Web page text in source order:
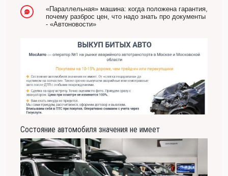
«Параллельная» машина: когда положена гарантия,
почему разброс цен, что надо знать про документы
- «Автоновости»
Состояние автомобиля значения не имеет